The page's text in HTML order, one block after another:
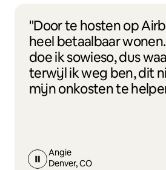
"Door te hosten op
heel betaalbaar
doe ik sowieso, dus
terwijl ik weg ben, dit
mijn onkosten te
Angie
Denver, CO